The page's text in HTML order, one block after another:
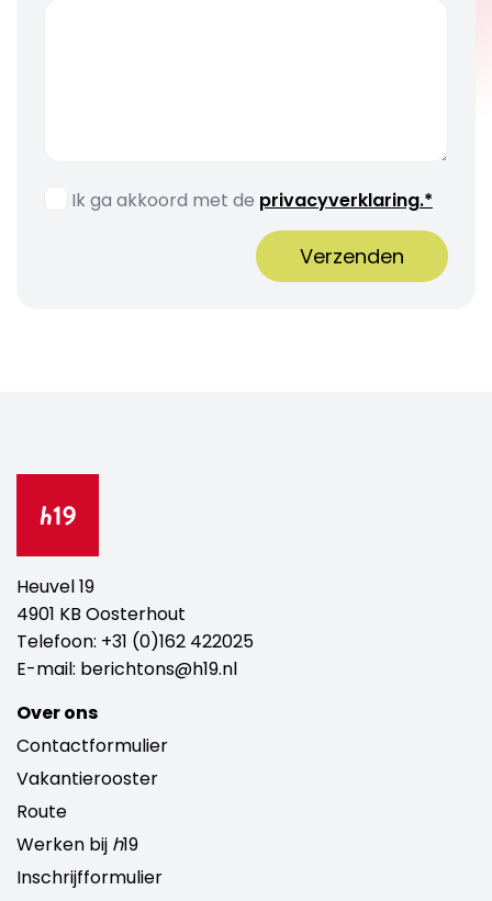
Ik ga akkoord met de privacyverklaring.*
Verzenden
Heuvel 19
4901 KB Oosterhout
Telefoon: +31 (0)162 422025
E-mail: berichtons@h19.nl
Over ons
Contactformulier
Vakantierooster
Route
Werken bij h19
Inschrijfformulier